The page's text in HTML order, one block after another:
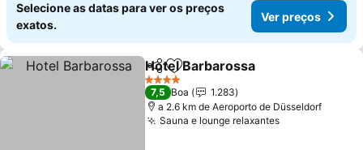
Selecione as datas para ver os preços
exatos.
Ver preços
PartilharAdicionar aos favoritos
Hotel Barbarossa
4 Estrelas
7,5 Boa
1.283
a 2.6 km de Aeroporto de Düsseldorf
Sauna e lounge relaxantesVer preços